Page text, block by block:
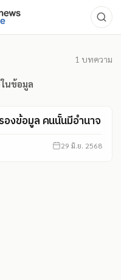
1 บทความ
นข้อมูล
องข้อมูล คนนั้นมีอำนาจ
29 มิ.ย. 2568